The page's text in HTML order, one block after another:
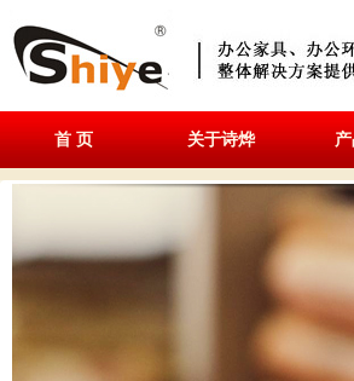
首 页 关于诗烨